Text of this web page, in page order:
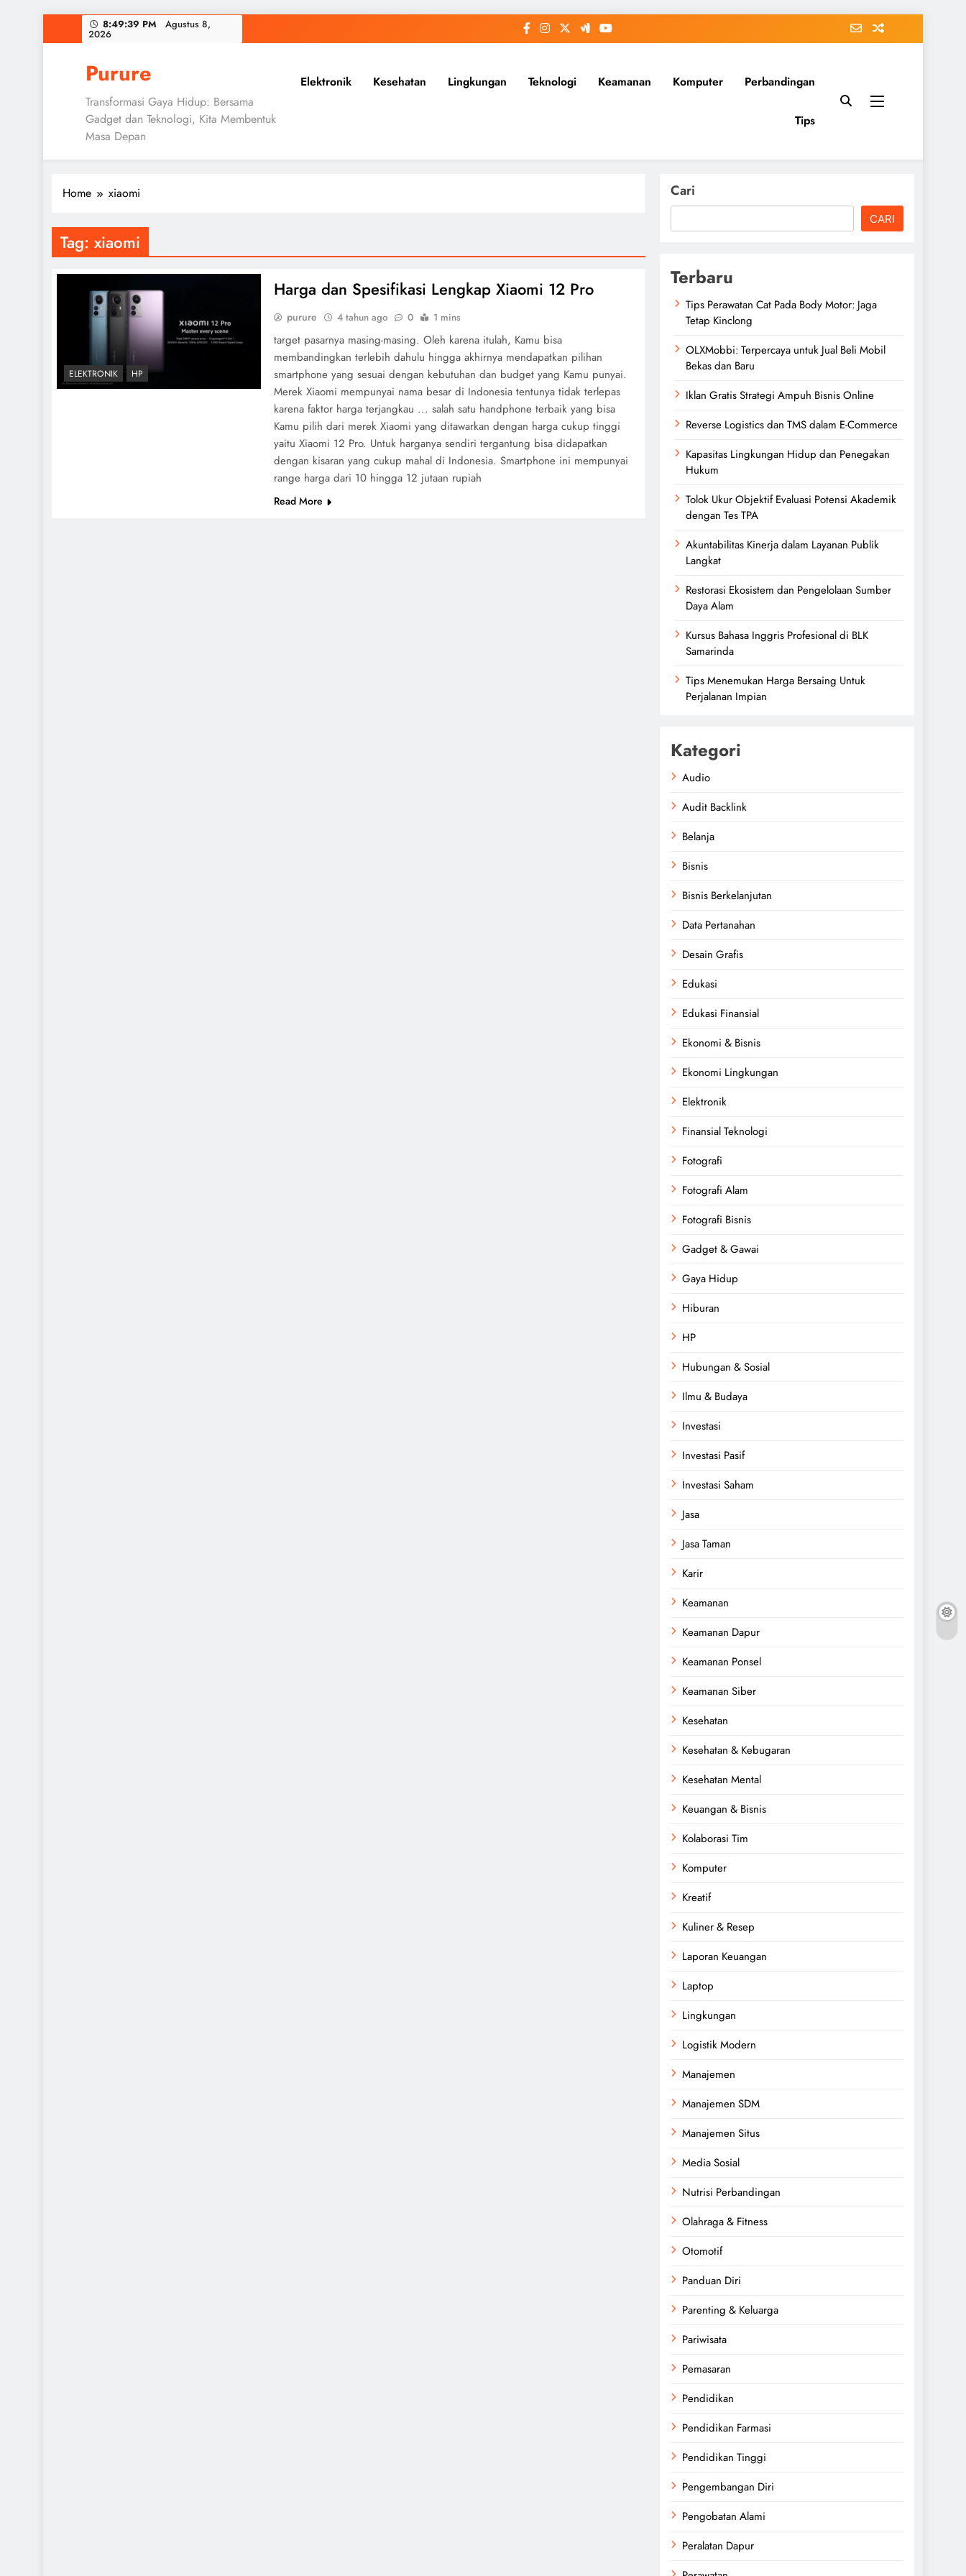
to
8:49:40 PM Agustus 8,
2026
Purure
Transformasi Gaya Hidup: Bersama
Gadget dan Teknologi, Kita Membentuk
Masa Depan
Elektronik Kesehatan Lingkungan Teknologi Keamanan Komputer Perbandingan
Tips
Home xiaomi
Tag: xiaomi
ELEKTRONIK HP
Harga dan Spesifikasi Lengkap Xiaomi 12 Pro
purure 4 tahun ago 0 1 mins
target pasarnya masing-masing. Oleh karena itulah, Kamu bisa
membandingkan terlebih dahulu hingga akhirnya mendapatkan pilihan
smartphone yang sesuai dengan kebutuhan dan budget yang Kamu punyai.
Merek Xiaomi mempunyai nama besar di Indonesia tentunya tidak terlepas
karena faktor harga terjangkau ... salah satu handphone terbaik yang bisa
Kamu pilih dari merek Xiaomi yang ditawarkan dengan harga cukup tinggi
yaitu Xiaomi 12 Pro. Untuk harganya sendiri tergantung bisa didapatkan
dengan kisaran yang cukup mahal di Indonesia. Smartphone ini mempunyai
range harga dari 10 hingga 12 jutaan rupiah
Read More
Cari
CARI
Terbaru
Tips Perawatan Cat Pada Body Motor: Jaga
Tetap Kinclong
OLXMobbi: Terpercaya untuk Jual Beli Mobil
Bekas dan Baru
Iklan Gratis Strategi Ampuh Bisnis Online
Reverse Logistics dan TMS dalam E-Commerce
Kapasitas Lingkungan Hidup dan Penegakan
Hukum
Tolok Ukur Objektif Evaluasi Potensi Akademik
dengan Tes TPA
Akuntabilitas Kinerja dalam Layanan Publik
Langkat
Restorasi Ekosistem dan Pengelolaan Sumber
Daya Alam
Kursus Bahasa Inggris Profesional di BLK
Samarinda
Tips Menemukan Harga Bersaing Untuk
Perjalanan Impian
Kategori
Audio
Audit Backlink
Belanja
Bisnis
Bisnis Berkelanjutan
Data Pertanahan
Desain Grafis
Edukasi
Edukasi Finansial
Ekonomi & Bisnis
Ekonomi Lingkungan
Elektronik
Finansial Teknologi
Fotografi
Fotografi Alam
Fotografi Bisnis
Gadget & Gawai
Gaya Hidup
Hiburan
HP
Hubungan & Sosial
Ilmu & Budaya
Investasi
Investasi Pasif
Investasi Saham
Jasa
Jasa Taman
Karir
Keamanan
Keamanan Dapur
Keamanan Ponsel
Keamanan Siber
Kesehatan
Kesehatan & Kebugaran
Kesehatan Mental
Keuangan & Bisnis
Kolaborasi Tim
Komputer
Kreatif
Kuliner & Resep
Laporan Keuangan
Laptop
Lingkungan
Logistik Modern
Manajemen
Manajemen SDM
Manajemen Situs
Media Sosial
Nutrisi Perbandingan
Olahraga & Fitness
Otomotif
Panduan Diri
Parenting & Keluarga
Pariwisata
Pemasaran
Pendidikan
Pendidikan Farmasi
Pendidikan Tinggi
Pengembangan Diri
Pengobatan Alami
Peralatan Dapur